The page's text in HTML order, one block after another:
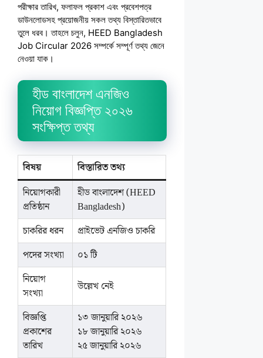
পরীক্ষার তারিখ, ফলাফল প্রকাশ এবং প্রবেশপত্র
ডাউনলোডসহ প্রয়োজনীয় সকল তথ্য বিস্তারিতভাবে
তুলে ধরব। তাহলে চলুন, HEED Bangladesh
Job Circular 2026 সম্পর্কে সম্পূর্ণ তথ্য জেনে
নেওয়া যাক।
হীড বাংলাদেশ এনজিও
নিয়োগ বিজ্ঞপ্তি ২০২৬
সংক্ষিপ্ত তথ্য
বিষয়
বিস্তারিত তথ্য
নিয়োগকারী
প্রতিষ্ঠান
হীড বাংলাদেশ (HEED
Bangladesh)
চাকরির ধরন
প্রাইভেট এনজিও চাকরি
পদের সংখ্যা
০১ টি
নিয়োগ
সংখ্যা
উল্লেখ নেই
বিজ্ঞপ্তি
প্রকাশের
তারিখ
১৩ জানুয়ারি ২০২৬
১৮ জানুয়ারি ২০২৬
২৫ জানুয়ারি ২০২৬